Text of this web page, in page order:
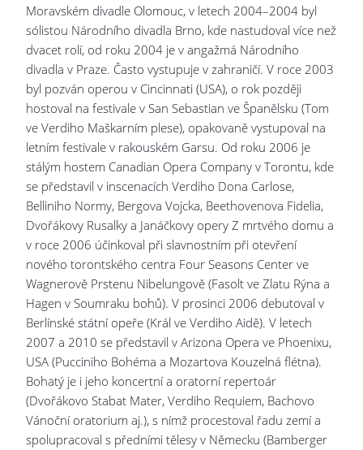
Moravském divadle Olomouc, v letech 2004–2004 byl
sólistou Národního divadla Brno, kde nastudoval více než
dvacet rolí, od roku 2004 je v angažmá Národního
divadla v Praze. Často vystupuje v zahraničí. V roce 2003
byl pozván operou v Cincinnati (USA), o rok později
hostoval na festivale v San Sebastian ve Španělsku (Tom
ve Verdiho Maškarním plese), opakovaně vystupoval na
letním festivale v rakouském Garsu. Od roku 2006 je
stálým hostem Canadian Opera Company v Torontu, kde
se představil v inscenacích Verdiho Dona Carlose,
Belliniho Normy, Bergova Vojcka, Beethovenova Fidelia,
Dvořákovy Rusalky a Janáčkovy opery Z mrtvého domu a
v roce 2006 účinkoval při slavnostním při otevření
nového torontského centra Four Seasons Center ve
Wagnerově Prstenu Nibelungově (Fasolt ve Zlatu Rýna a
Hagen v Soumraku bohů). V prosinci 2006 debutoval v
Berlínské státní opeře (Král ve Verdiho Aidě). V letech
2007 a 2010 se představil v Arizona Opera ve Phoenixu,
USA (Pucciniho Bohéma a Mozartova Kouzelná flétna).
Bohatý je i jeho koncertní a oratorní repertoár
(Dvořákovo Stabat Mater, Verdiho Requiem, Bachovo
Vánoční oratorium aj.), s nímž procestoval řadu zemí a
spolupracoval s předními tělesy v Německu (Bamberger